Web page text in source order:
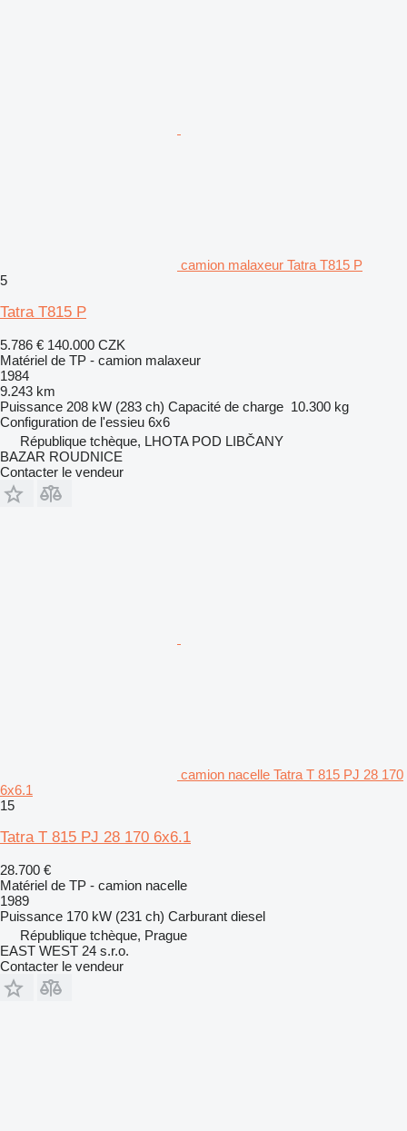
camion malaxeur Tatra T815 P
5
Tatra T815 P
5.786 € 140.000 CZK
Matériel de TP - camion malaxeur
1984
9.243 km
Puissance 208 kW (283 ch) Capacité de charge 10.300 kg
Configuration de l'essieu 6x6
République tchèque, LHOTA POD LIBČANY
BAZAR ROUDNICE
Contacter le vendeur
camion nacelle Tatra T 815 PJ 28 170
6x6.1
15
Tatra T 815 PJ 28 170 6x6.1
28.700 €
Matériel de TP - camion nacelle
1989
Puissance 170 kW (231 ch) Carburant diesel
République tchèque, Prague
EAST WEST 24 s.r.o.
Contacter le vendeur